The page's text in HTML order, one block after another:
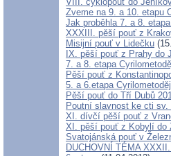
Zveme na 9. a 10. etapu
Jak proběhla 7. a 8.
XXXIII. pěší pouť z
Misijní pouť v Lidečku
IX. pěší pouť z Prahy do
7. a 8. etapa
Pěší pouť z
5. a 6.etapa
Pěší pouť do Tří Dubů
Poutní slavnost ke cti sv.
XI. dívčí pěší pouť z
XI. pěší pouť z Kobylí do
Svatojánská pouť v
DUCHOVNÍ TÉMA